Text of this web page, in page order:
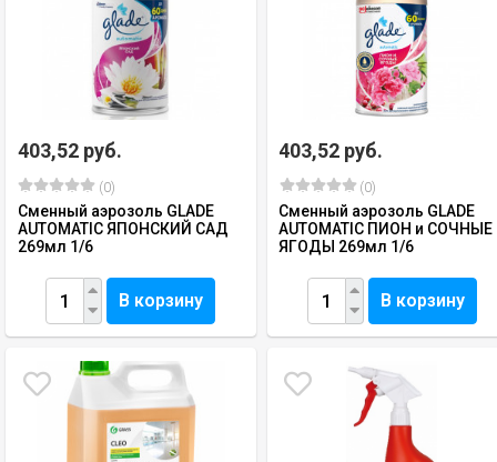
403,52 руб.
(0)
Сменный аэрозоль GLADE
AUTOMATIC ЯПОНСКИЙ САД
269мл 1/6
В корзину
403,52 руб.
(0)
Сменный аэрозоль GLADE
AUTOMATIC ПИОН и СОЧНЫЕ
ЯГОДЫ 269мл 1/6
В корзину